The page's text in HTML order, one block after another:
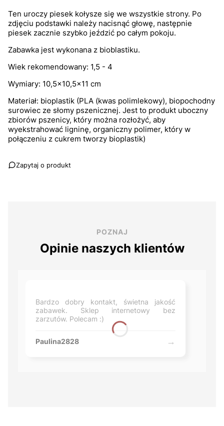
Ten uroczy piesek kołysze się we wszystkie strony. Po
zdjęciu podstawki należy nacisnąć głowę, następnie
piesek zacznie szybko jeździć po całym pokoju.
Zabawka jest wykonana z bioblastiku.
Wiek rekomendowany: 1,5 - 4
Wymiary: 10,5x10,5x11 cm
Materiał: bioplastik (PLA (kwas polimlekowy), biopochodny
surowiec ze słomy pszenicznej. Jest to produkt uboczny
zbiorów pszenicy, który można rozłożyć, aby
wyekstrahować ligninę, organiczny polimer, który w
połączeniu z cukrem tworzy bioplastik)
Zapytaj o produkt
POZNAJ
Opinie naszych klientów
Bardzo dobry kontakt, świetna jakość
zabawek. Sklep internetowy bez
zarzutów. Polecam :)
Paulina2828